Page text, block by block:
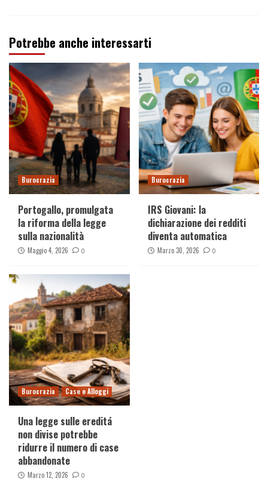
Potrebbe anche interessarti
Burocrazia
Portogallo, promulgata
la riforma della legge
sulla nazionalità
Maggio 4, 2026 0
Burocrazia
IRS Giovani: la
dichiarazione dei redditi
diventa automatica
Marzo 30, 2026 0
Burocrazia Case e Alloggi
Una legge sulle ereditá
non divise potrebbe
ridurre il numero di case
abbandonate
Marzo 12, 2026 0